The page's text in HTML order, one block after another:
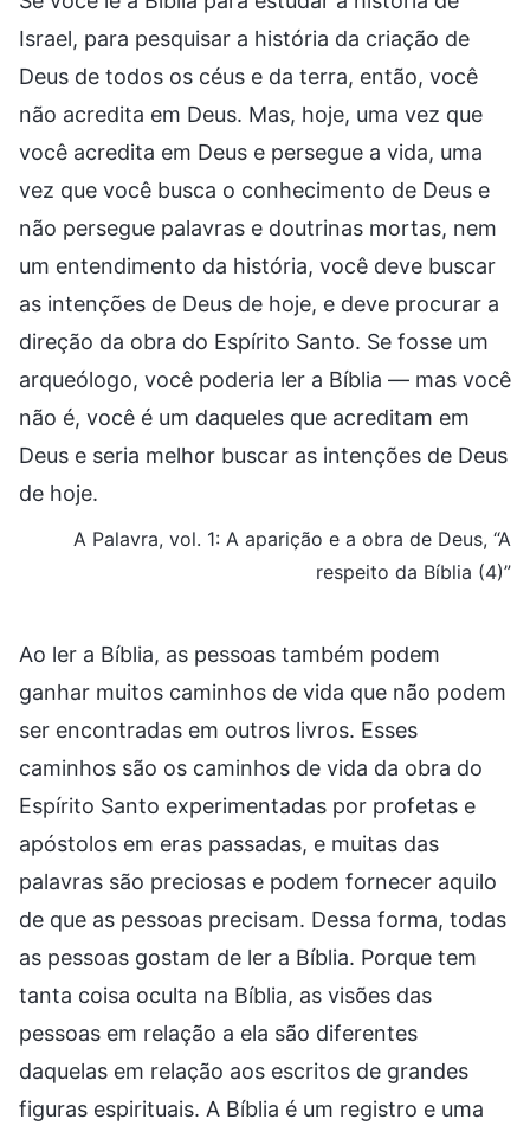
Israel, para pesquisar a história da criação de
Deus de todos os céus e da terra, então, você
não acredita em Deus. Mas, hoje, uma vez que
você acredita em Deus e persegue a vida, uma
vez que você busca o conhecimento de Deus e
não persegue palavras e doutrinas mortas, nem
um entendimento da história, você deve buscar
as intenções de Deus de hoje, e deve procurar a
direção da obra do Espírito Santo. Se fosse um
arqueólogo, você poderia ler a Bíblia — mas você
não é, você é um daqueles que acreditam em
Deus e seria melhor buscar as intenções de Deus
de hoje.
A Palavra, vol. 1: A aparição e a obra de Deus, “A
respeito da Bíblia (4)”
Ao ler a Bíblia, as pessoas também podem
ganhar muitos caminhos de vida que não podem
ser encontradas em outros livros. Esses
caminhos são os caminhos de vida da obra do
Espírito Santo experimentadas por profetas e
apóstolos em eras passadas, e muitas das
palavras são preciosas e podem fornecer aquilo
de que as pessoas precisam. Dessa forma, todas
as pessoas gostam de ler a Bíblia. Porque tem
tanta coisa oculta na Bíblia, as visões das
pessoas em relação a ela são diferentes
daquelas em relação aos escritos de grandes
figuras espirituais. A Bíblia é um registro e uma